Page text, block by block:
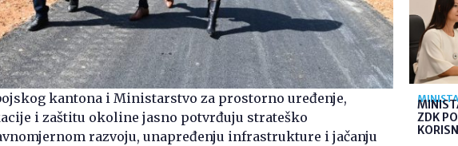
kantona i Ministarstvo za prostorno uređenje,
i zaštitu okoline jasno potvrđuju strateško
razvoju, unapređenju infrastrukture i jačanju
ZDK